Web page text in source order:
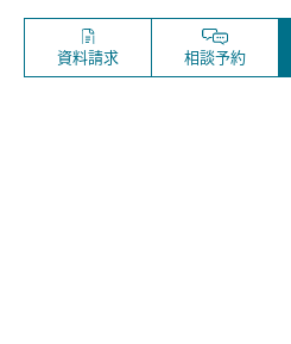
資料請求 相談予約